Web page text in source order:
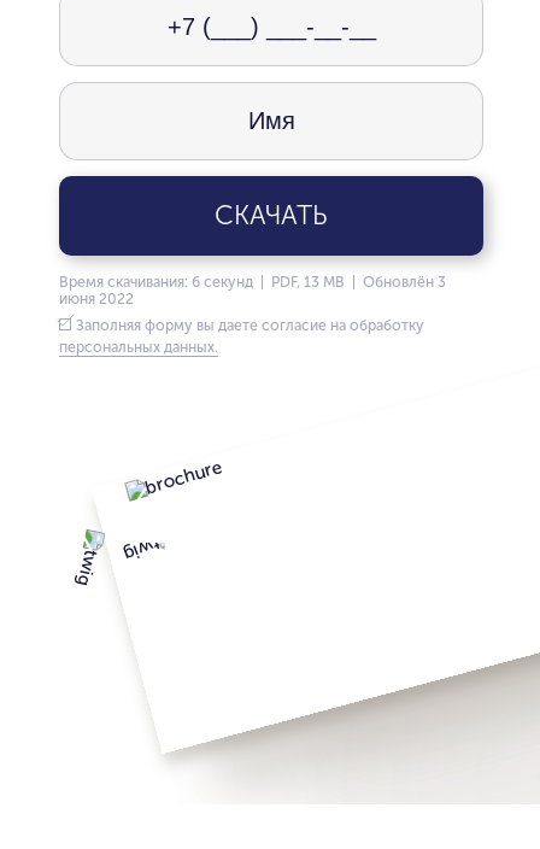
СКАЧАТЬ
Время скачивания: 6 секунд | PDF, 13 MB | Обновлён 3
июня 2022
Заполняя форму вы даете согласие на обработку
персональных данных.